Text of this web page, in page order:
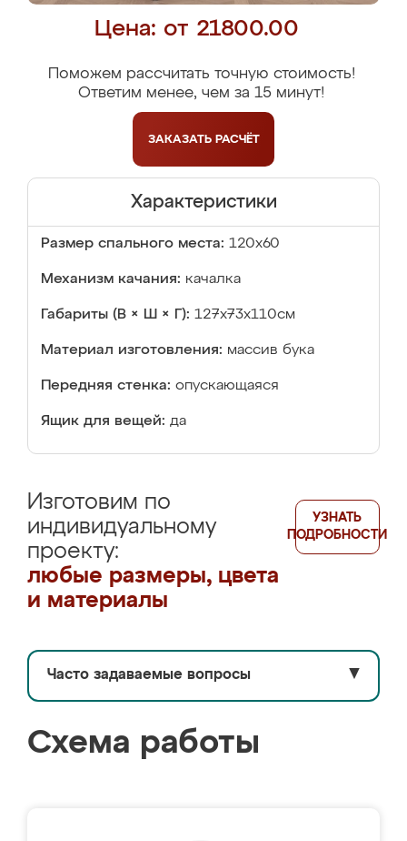
Цена: от 21800.00
Поможем рассчитать точную стоимость!
Ответим менее, чем за 15 минут!
ЗАКАЗАТЬ РАСЧЁТ
Характеристики
Размер спального места: 120x60
Механизм качания: качалка
Габариты (В × Ш × Г): 127х73х110см
Материал изготовления: массив бука
Передняя стенка: опускающаяся
Ящик для вещей: да
Изготовим по
индивидуальному
проекту:
любые размеры, цвета
и материалы
УЗНАТЬ
ПОДРОБНОСТИ
Часто задаваемые вопросы ▼
Схема работы